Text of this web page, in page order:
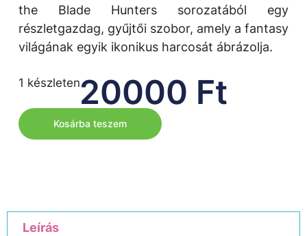
the Blade Hunters sorozatából egy
részletgazdag, gyűjtői szobor, amely a fantasy
világának egyik ikonikus harcosát ábrázolja.
20000 Ft
1 készleten
Kosárba teszem
Leírás